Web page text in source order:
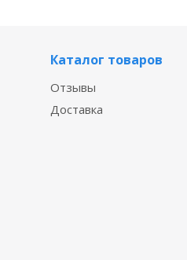
Каталог товаров
Отзывы
Доставка